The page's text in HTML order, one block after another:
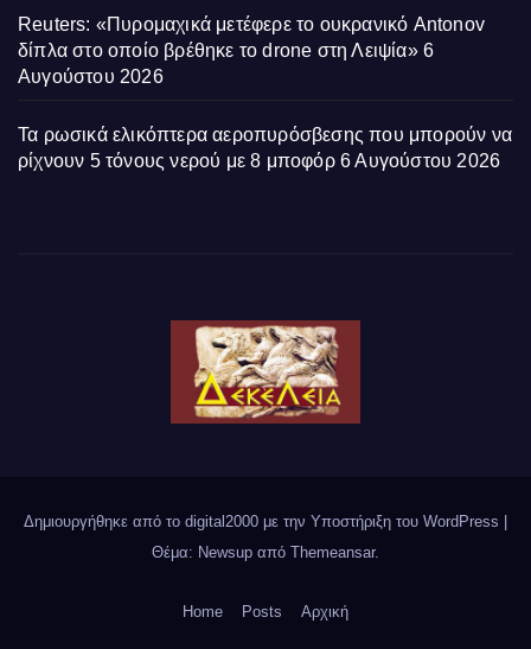
Reuters: «Πυρομαχικά μετέφερε το ουκρανικό Antonov
δίπλα στο οποίο βρέθηκε το drone στη Λειψία» 6
Αυγούστου 2026
Τα ρωσικά ελικόπτερα αεροπυρόσβεσης που μπορούν να
ρίχνουν 5 τόνους νερού με 8 μποφόρ 6 Αυγούστου 2026
Δημιουργήθηκε από το digital2000 με την Υποστήριξη του WordPress
Θέμα: Newsup από Themeansar.
Home Posts Αρχική